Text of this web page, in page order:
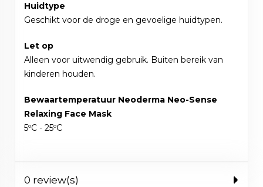
Huidtype
Geschikt voor de droge en gevoelige huidtypen.
Let op
Alleen voor uitwendig gebruik. Buiten bereik van
kinderen houden.
Bewaartemperatuur Neoderma Neo-Sense
Relaxing Face Mask
5ºC - 25ºC
0 review(s)